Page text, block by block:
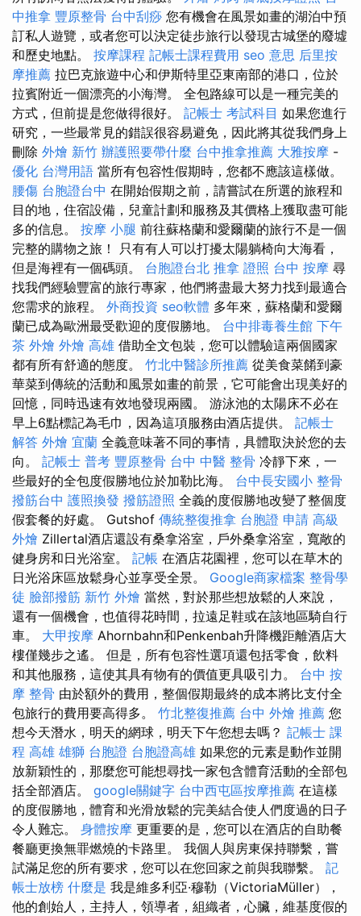
中推拿 豐原整骨 台中刮痧 您有機會在風景如畫的湖泊中預
訂私人遊覽，或者您可以決定徒步旅行以發現古城堡的廢墟
和歷史地點。 按摩課程 記帳士課程費用 seo 意思 后里按
摩推薦 拉巴克旅遊中心和伊斯特里亞東南部的港口，位於
拉賓附近一個漂亮的小海灣。 全包路線可以是一種完美的
方式，但前提是您做得很好。 記帳士 考試科目 如果您進行
研究，一些最常見的錯誤很容易避免，因此將其從我們身上
刪除 外燴 新竹 辦護照要帶什麼 台中推拿推薦 大雅按摩 -
優化 台灣用語 當所有包容性假期時，您都不應該這樣做。
腰傷 台胞證台中 在開始假期之前，請嘗試在所選的旅程和
目的地，住宿設備，兒童計劃和服務及其價格上獲取盡可能
多的信息。 按摩 小腿 前往蘇格蘭和愛爾蘭的旅行不是一個
完整的購物之旅！ 只有有人可以打擾太陽躺椅向大海看，
但是海裡有一個碼頭。 台胞證台北 推拿 證照 台中 按摩 尋
找我們經驗豐富的旅行專家，他們將盡最大努力找到最適合
您需求的旅程。 外商投資 seo軟體 多年來，蘇格蘭和愛爾
蘭已成為歐洲最受歡迎的度假勝地。 台中排毒養生館 下午
茶 外燴 外燴 高雄 借助全文包裝，您可以體驗這兩個國家
都有所有舒適的態度。 竹北中醫診所推薦 從美食菜餚到豪
華菜到傳統的活動和風景如畫的前景，它可能會出現美好的
回憶，同時迅速有效地發現兩國。 游泳池的太陽床不必在
早上6點標記為毛巾，因為這項服務由酒店提供。 記帳士
解答 外燴 宜蘭 全義意味著不同的事情，具體取決於您的去
向。 記帳士 普考 豐原整骨 台中 中醫 整骨 冷靜下來，一
些最好的全包度假勝地位於加勒比海。 台中長安國小 整骨
撥筋台中 護照換發 撥筋證照 全義的度假勝地改變了整個度
假套餐的好處。 Gutshof 傳統整復推拿 台胞證 申請 高級
外燴 Zillertal酒店還設有桑拿浴室，戶外桑拿浴室，寬敞的
健身房和日光浴室。 記帳 在酒店花園裡，您可以在草木的
日光浴床區放鬆身心並享受全景。 Google商家檔案 整骨學
徒 臉部撥筋 新竹 外燴 當然，對於那些想放鬆的人來說，
還有一個機會，也值得花時間，拉遠足鞋或在該地區騎自行
車。 大甲按摩 Ahornbahn和Penkenbah升降機距離酒店大
樓僅幾步之遙。 但是，所有包容性選項還包括零食，飲料
和其他服務，這使其具有物有的價值更具吸引力。 台中 按
摩 整骨 由於額外的費用，整個假期最終的成本將比支付全
包旅行的費用要高得多。 竹北整復推薦 台中 外燴 推薦 您
想今天潛水，明天的網球，明天下午您想去嗎？ 記帳士 課
程 高雄 雄獅 台胞證 台胞證高雄 如果您的元素是動作並開
放新穎性的，那麼您可能想尋找一家包含體育活動的全部包
括全部酒店。 google關鍵字 台中西屯區按摩推薦 在這樣
的度假勝地，體育和光滑放鬆的完美結合使人們度過的日子
令人難忘。 身體按摩 更重要的是，您可以在酒店的自助餐
餐廳更換無罪燃燒的卡路里。 我個人與房東保持聯繫，嘗
試滿足您的所有要求，您可以在您回家之前與我聯繫。 記
帳士放榜 什麼是 我是維多利亞·穆勒（VictoriaMüller），
他的創始人，主持人，領導者，組織者，心臟，維基度假的